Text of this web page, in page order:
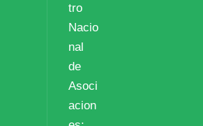
tro
Nacio
nal
de
Asoci
acion